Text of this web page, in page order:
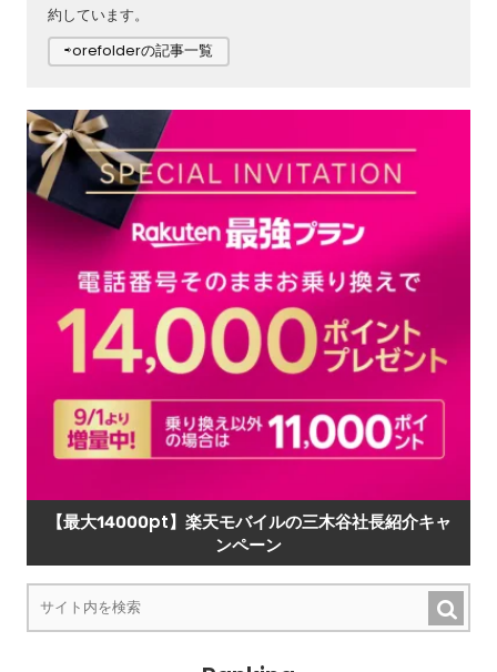
約しています。
⇨orefolderの記事一覧
【最大14000pt】楽天モバイルの三木谷社長紹介キャ
ンペーン